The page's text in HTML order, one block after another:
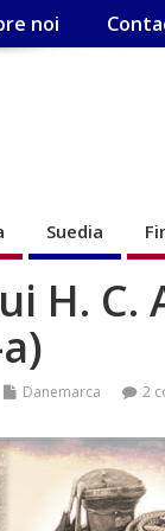
noi
Suedia
H. C.
Danemarca 2